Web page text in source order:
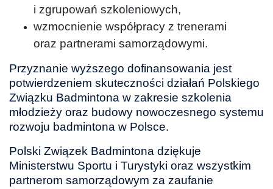
i zgrupowań szkoleniowych,
wzmocnienie współpracy z trenerami
oraz partnerami samorządowymi.
Przyznanie wyższego dofinansowania jest
potwierdzeniem skuteczności działań Polskiego
Związku Badmintona w zakresie szkolenia
młodzieży oraz budowy nowoczesnego systemu
rozwoju badmintona w Polsce.
Polski Związek Badmintona dziękuje
Ministerstwu Sportu i Turystyki oraz wszystkim
partnerom samorządowym za zaufanie